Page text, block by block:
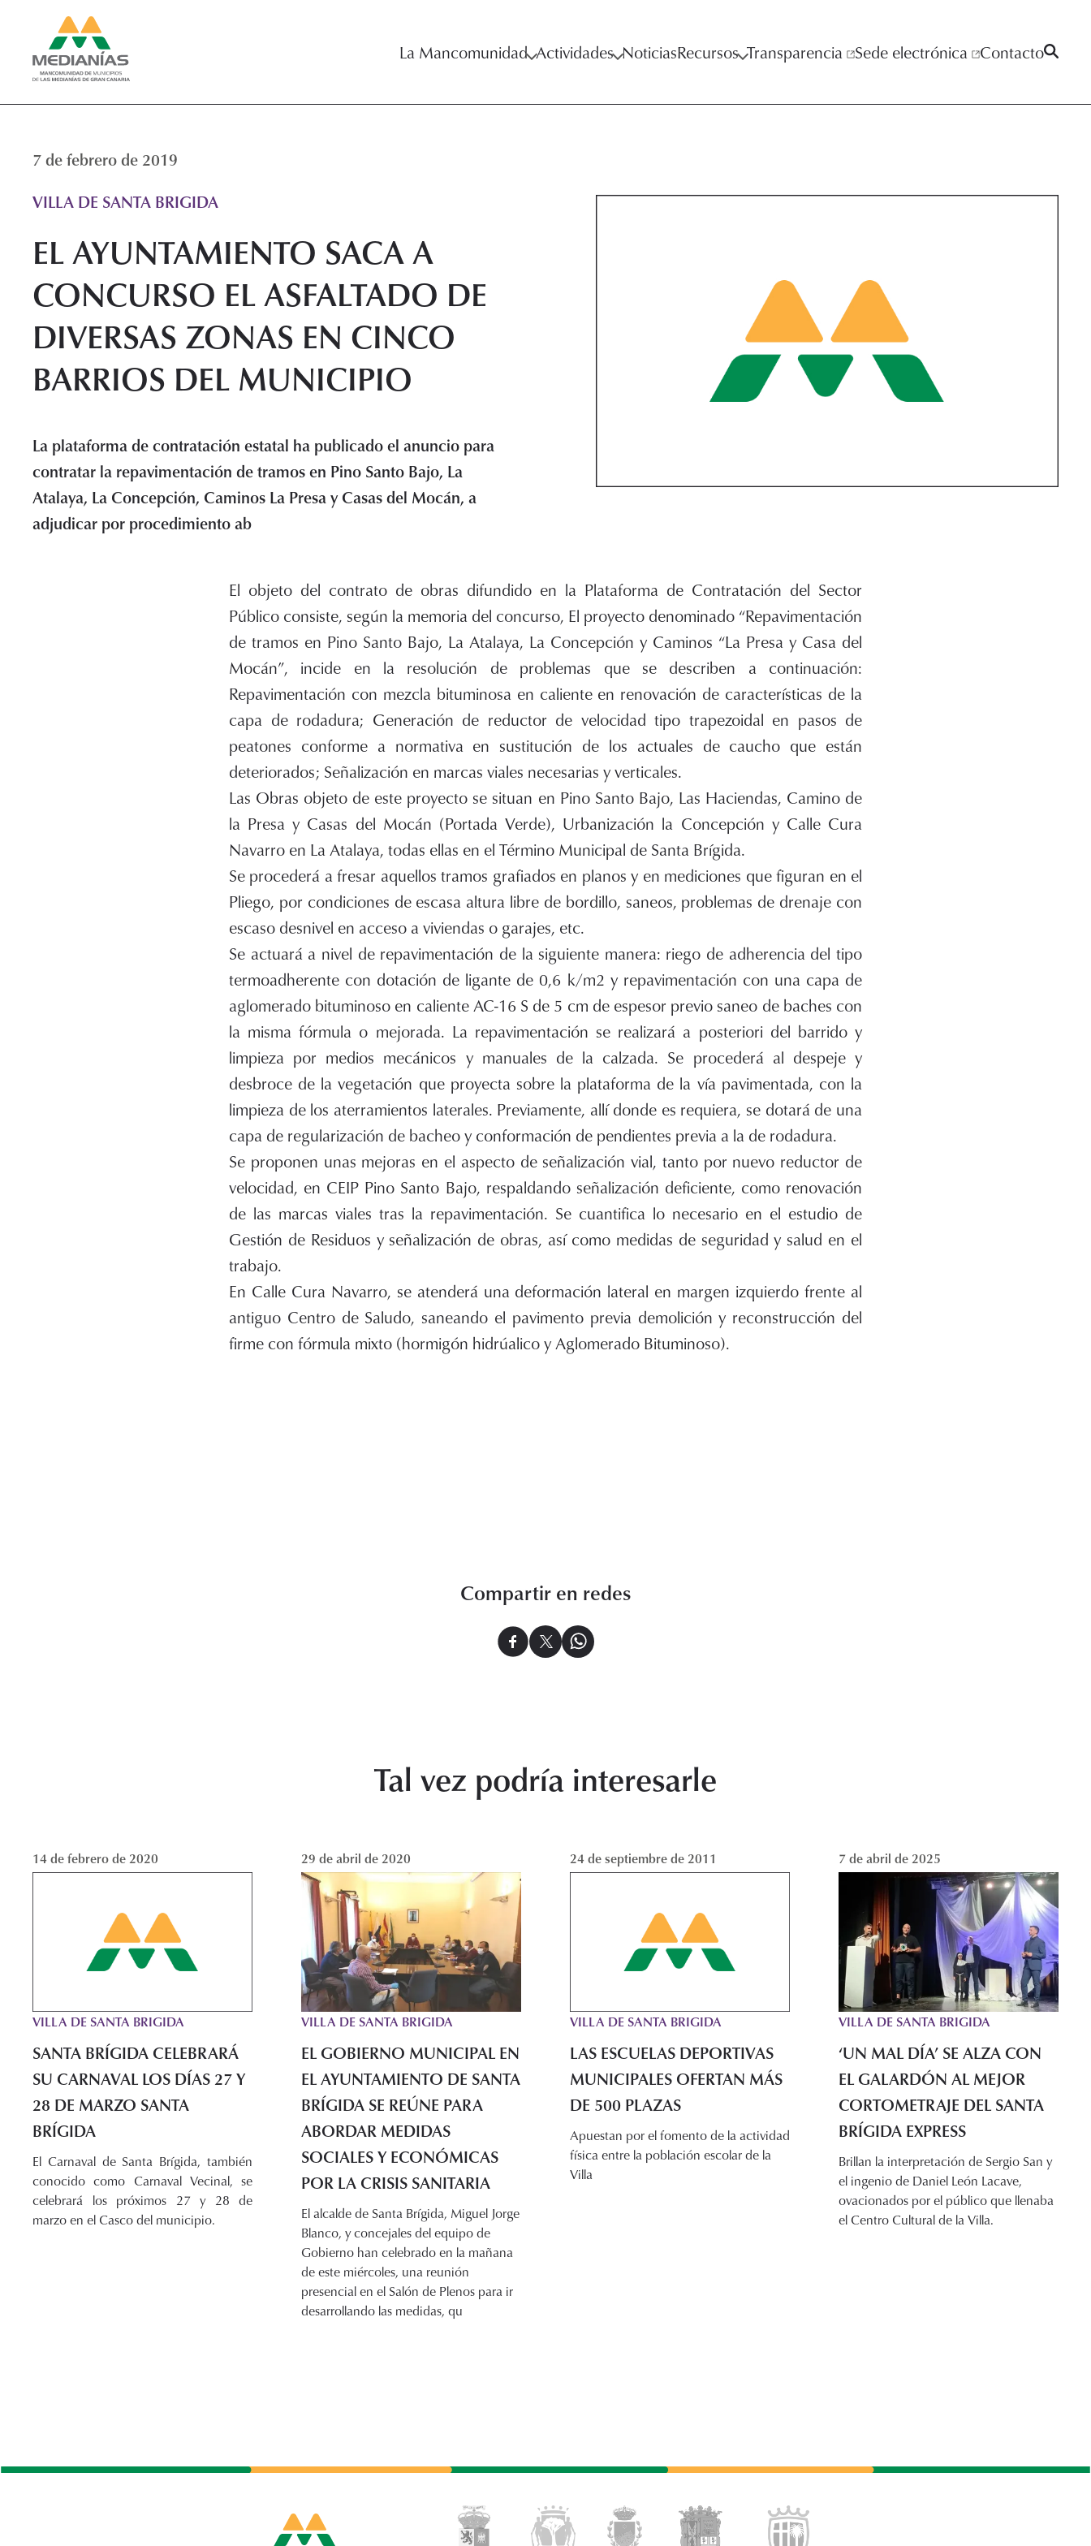
La Mancomunidad Actividades NoticiasRecursos Transparencia Sede electrónica Contacto
7 de febrero de 2019
VILLA DE SANTA BRIGIDA
EL AYUNTAMIENTO SACA A
CONCURSO EL ASFALTADO DE
DIVERSAS ZONAS EN CINCO
BARRIOS DEL MUNICIPIO
La plataforma de contratación estatal ha publicado el anuncio para
contratar la repavimentación de tramos en Pino Santo Bajo, La
Atalaya, La Concepción, Caminos La Presa y Casas del Mocán, a
adjudicar por procedimiento ab
El objeto del contrato de obras difundido en la Plataforma de Contratación del Sector
Público consiste, según la memoria del concurso, El proyecto denominado “Repavimentación
de tramos en Pino Santo Bajo, La Atalaya, La Concepción y Caminos “La Presa y Casa del
Mocán”, incide en la resolución de problemas que se describen a continuación:
Repavimentación con mezcla bituminosa en caliente en renovación de características de la
capa de rodadura; Generación de reductor de velocidad tipo trapezoidal en pasos de
peatones conforme a normativa en sustitución de los actuales de caucho que están
deteriorados; Señalización en marcas viales necesarias y verticales.
Las Obras objeto de este proyecto se situan en Pino Santo Bajo, Las Haciendas, Camino de
la Presa y Casas del Mocán (Portada Verde), Urbanización la Concepción y Calle Cura
Navarro en La Atalaya, todas ellas en el Término Municipal de Santa Brígida.
Se procederá a fresar aquellos tramos grafiados en planos y en mediciones que figuran en el
Pliego, por condiciones de escasa altura libre de bordillo, saneos, problemas de drenaje con
escaso desnivel en acceso a viviendas o garajes, etc.
Se actuará a nivel de repavimentación de la siguiente manera: riego de adherencia del tipo
termoadherente con dotación de ligante de 0,6 k/m2 y repavimentación con una capa de
aglomerado bituminoso en caliente AC-16 S de 5 cm de espesor previo saneo de baches con
la misma fórmula o mejorada. La repavimentación se realizará a posteriori del barrido y
limpieza por medios mecánicos y manuales de la calzada. Se procederá al despeje y
desbroce de la vegetación que proyecta sobre la plataforma de la vía pavimentada, con la
limpieza de los aterramientos laterales. Previamente, allí donde es requiera, se dotará de una
capa de regularización de bacheo y conformación de pendientes previa a la de rodadura.
Se proponen unas mejoras en el aspecto de señalización vial, tanto por nuevo reductor de
velocidad, en CEIP Pino Santo Bajo, respaldando señalización deficiente, como renovación
de las marcas viales tras la repavimentación. Se cuantifica lo necesario en el estudio de
Gestión de Residuos y señalización de obras, así como medidas de seguridad y salud en el
trabajo.
En Calle Cura Navarro, se atenderá una deformación lateral en margen izquierdo frente al
antiguo Centro de Saludo, saneando el pavimento previa demolición y reconstrucción del
firme con fórmula mixto (hormigón hidrúalico y Aglomerado Bituminoso).
Compartir en redes
Tal vez podría interesarle
14 de febrero de 2020
VILLA DE SANTA BRIGIDA
SANTA BRÍGIDA CELEBRARÁ
SU CARNAVAL LOS DÍAS 27 Y
28 DE MARZO SANTA
BRÍGIDA
El Carnaval de Santa Brígida, también
conocido como Carnaval Vecinal, se
celebrará los próximos 27 y 28 de
marzo en el Casco del municipio.
29 de abril de 2020
VILLA DE SANTA BRIGIDA
EL GOBIERNO MUNICIPAL EN
EL AYUNTAMIENTO DE SANTA
BRÍGIDA SE REÚNE PARA
ABORDAR MEDIDAS
SOCIALES Y ECONÓMICAS
POR LA CRISIS SANITARIA
El alcalde de Santa Brígida, Miguel Jorge
Blanco, y concejales del equipo de
Gobierno han celebrado en la mañana
de este miércoles, una reunión
presencial en el Salón de Plenos para ir
desarrollando las medidas, qu
24 de septiembre de 2011
VILLA DE SANTA BRIGIDA
LAS ESCUELAS DEPORTIVAS
MUNICIPALES OFERTAN MÁS
DE 500 PLAZAS
Apuestan por el fomento de la actividad
física entre la población escolar de la
Villa
7 de abril de 2025
VILLA DE SANTA BRIGIDA
‘UN MAL DÍA’ SE ALZA CON
EL GALARDÓN AL MEJOR
CORTOMETRAJE DEL SANTA
BRÍGIDA EXPRESS
Brillan la interpretación de Sergio San y
el ingenio de Daniel León Lacave,
ovacionados por el público que llenaba
el Centro Cultural de la Villa.